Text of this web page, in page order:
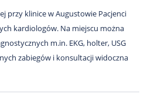
przy klinice w Augustowie Pacjenci
kardiologów. Na miejscu można
m.in. EKG, holter, USG
zabiegów i konsultacji widoczna